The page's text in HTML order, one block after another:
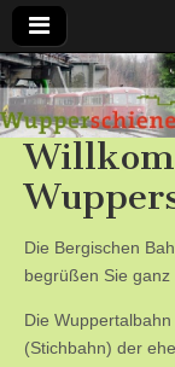
e.V.
Die Bergischen
begrüßen Sie ganz
Die
(Stichbahn) der